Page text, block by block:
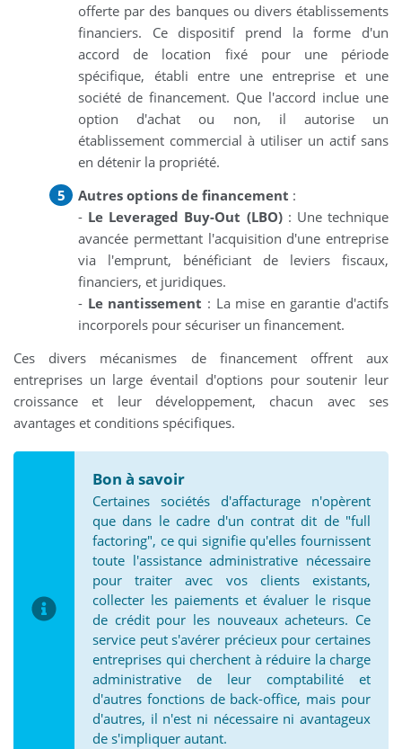
offerte par des banques ou divers établissements
financiers. Ce dispositif prend la forme d'un
accord de location fixé pour une période
spécifique, établi entre une entreprise et une
société de financement. Que l'accord inclue une
option d'achat ou non, il autorise un
établissement commercial à utiliser un actif sans
en détenir la propriété.
Autres options de financement :
- Le Leveraged Buy-Out (LBO): Une technique
avancée permettant l'acquisition d'une entreprise
via l'emprunt, bénéficiant de leviers fiscaux,
financiers, et juridiques.
- Le nantissement : La mise en garantie d'actifs
incorporels pour sécuriser un financement.
Ces divers mécanismes de financement offrent aux
entreprises un large éventail d'options pour soutenir leur
croissance et leur développement, chacun avec ses
avantages et conditions spécifiques.
Bon à savoir
Certaines sociétés d'affacturage n'opèrent
que dans le cadre d'un contrat dit de "full
factoring", ce qui signifie qu'elles fournissent
toute l'assistance administrative nécessaire
pour traiter avec vos clients existants,
collecter les paiements et évaluer le risque
de crédit pour les nouveaux acheteurs. Ce
service peut s'avérer précieux pour certaines
entreprises qui cherchent à réduire la charge
administrative de leur comptabilité et
d'autres fonctions de back-office, mais pour
d'autres, il n'est ni nécessaire ni avantageux
de s'impliquer autant.